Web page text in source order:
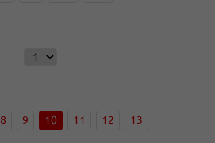
8 9 10 11 12 13